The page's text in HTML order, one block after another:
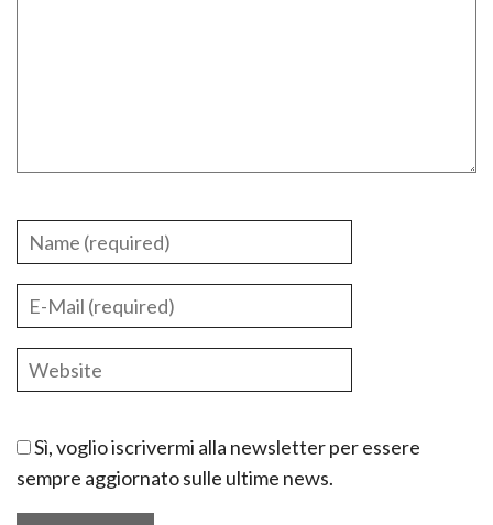
Sì, voglio iscrivermi alla newsletter per essere
sempre aggiornato sulle ultime news.